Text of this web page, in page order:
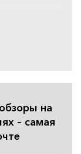
на
– самая